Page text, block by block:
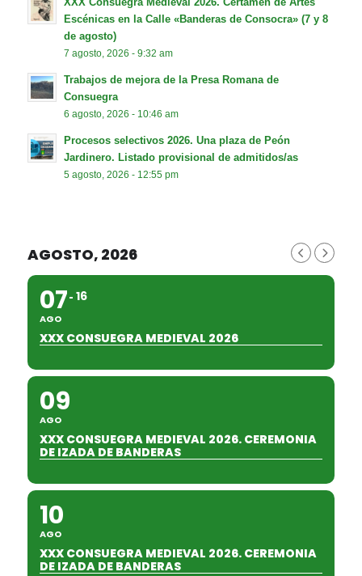
Escénicas en la Calle «Banderas de Consocra» (7 y 8
de agosto)
7 agosto, 2026 - 9:32 am
Trabajos de mejora de la Presa Romana de
Consuegra
6 agosto, 2026 - 10:46 am
Procesos selectivos 2026. Una plaza de Peón
Jardinero. Listado provisional de admitidos/as
5 agosto, 2026 - 12:55 pm
AGOSTO, 2026
07
AGO
16
XXX CONSUEGRA MEDIEVAL 2026
09
AGO
XXX CONSUEGRA MEDIEVAL 2026. CEREMONIA
DE IZADA DE BANDERAS
10
AGO
XXX CONSUEGRA MEDIEVAL 2026. CEREMONIA
DE IZADA DE BANDERAS